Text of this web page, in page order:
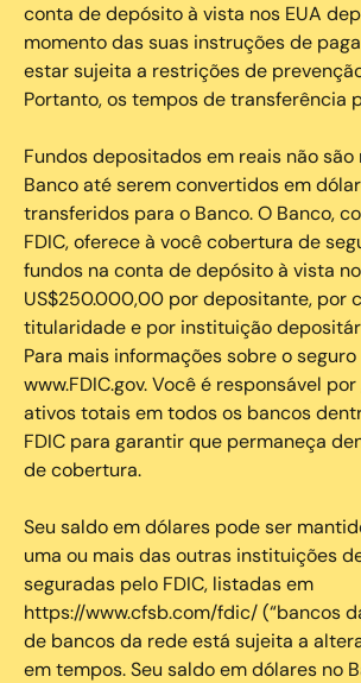
conta de depósito à vista nos EUA
momento das suas instruções de
estar sujeita a restrições de
Portanto, os tempos de transferência
Fundos depositados em reais não
Banco até serem convertidos em
transferidos para o Banco. O Banco,
FDIC, oferece à você cobertura de
fundos na conta de depósito à vista
US$250.000,00 por depositante, por
titularidade e por instituição
Para mais informações sobre o seguro
www.FDIC.gov. Você é responsável
ativos totais em todos os bancos
FDIC para garantir que permaneça
de cobertura.
Seu saldo em dólares pode ser
uma ou mais das outras instituições
seguradas pelo FDIC, listadas em
https://www.cfsb.com/fdic/ (“bancos
de bancos da rede está sujeita a
em tempos. Seu saldo em dólares no